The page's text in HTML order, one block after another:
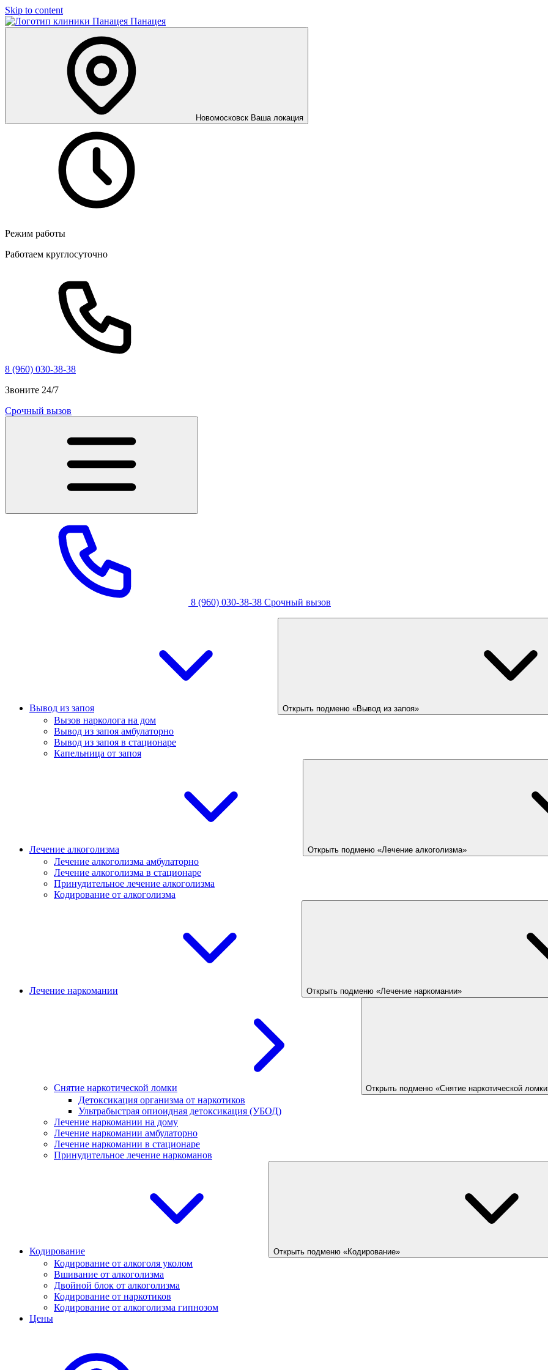
Skip to content
Панацея
Новомосковск Ваша локация
Режим работы
Работаем круглосуточно
8 (960) 030-38-38
Звоните 24/7
Срочный вызов
8 (960) 030-38-38 Срочный вызов
Вывод из запоя Открыть подменю «Вывод из запоя»
Вызов нарколога на дом
Вывод из запоя амбулаторно
Вывод из запоя в стационаре
Капельница от запоя
Лечение алкоголизма Открыть подменю «Лечение алкоголизма»
Лечение алкоголизма амбулаторно
Лечение алкоголизма в стационаре
Принудительное лечение алкоголизма
Кодирование от алкоголизма
Лечение наркомании Открыть подменю «Лечение наркомании»
Снятие наркотической ломки Открыть подменю «Снятие наркотической
Детоксикация организма от наркотиков
Ультрабыстрая опиоидная детоксикация (УБОД)
Лечение наркомании на дому
Лечение наркомании амбулаторно
Лечение наркомании в стационаре
Принудительное лечение наркоманов
Кодирование Открыть подменю «Кодирование»
Кодирование от алкоголя уколом
Вшивание от алкоголизма
Двойной блок от алкоголизма
Кодирование от наркотиков
Кодирование от алкоголизма гипнозом
Цены